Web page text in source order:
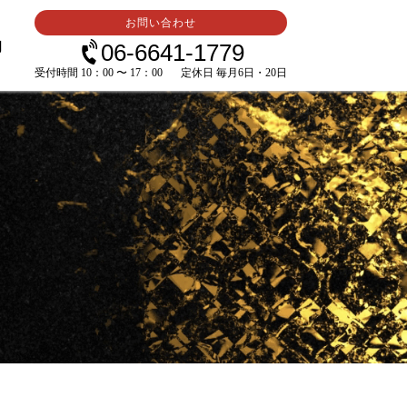
お問い合わせ
06-6641-1779
受付時間 10：00 〜 17：00 定休日 毎月6日・20日